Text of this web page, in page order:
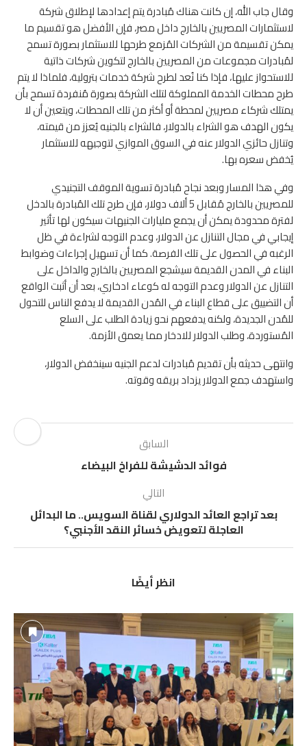
وقال جاب الله، إن كانت هناك مُبادرة يتم إعدادها لإطلاق شركة
لاستثمارات المصريين بالخارج داخل مصر، فإن الأفضل هو تقسيم ما
يمكن تقسيمة من الشركات المُزمع طرحها للاستثمار بصورة تسمح
لمُبادرات مجموعات من المصريين بالخارج لتكوين شركات ذاتية
للاستحواز عليها، فإذا كنا نُعد لطرح شركة خدمات بترولية، فلماذا لا يتم
طرح محطات الخدمة المملوكة لتلك الشركة بصورة مُنفردة تسمح بأن
يمتلك شركاء مصريين لمحطة أو أكثر من تلك المحطات، ويتعين أن لا
يكون الهدف هو الشراء بالدولار، فالشراء بالجنيه يُعزز من قيمته،
وتنازل حائزي الدولار عنه في السوق الموازي لتوجيهه للاستثمار
يُخفض سعره بها.
وفي هذا المسار وبعد نجاح مُبادرة تسوية الموقف التجنيدي
للمصريين بالخارج مُقابل 5 ألاف دولار، فإن طرح تلك المُبادرة بالدخل
لفترة محدودة يمكن أن يجمع مليارات الجنيهات سيكون لها تأثير
إيجابي في مجال التنازل عن الدولار، وعدم التوجه لشراءة في ظل
الرغبه في الحصول على تلك الفرصة. كما أن تسهيل إجراءات وضوابط
البناء في المدن القديمة سيشجع المصريين بالخارج والداخل على
التنازل عن الدولار وعدم التوجه له كوعاء ادخاري، بعد أن أثبت الواقع
أن التضييق على قطاع البناء في المُدن القديمة لا يدفع الناس للتحول
للمُدن الجديدة، ولكنه يدفعهم نحو زيادة الطلب على السلع
المُستوردة، وطلب الدولار للادخار مما يعمق الأزمة.
وانتهى حديثه بأن تقديم مُبادرات لدعم الجنيه سينخفض الدولار،
واستهدف جمع الدولار يزداد بريقه وقوته.
السابق
فوائد الدشيشة للفراخ البيضاء
التالي
بعد تراجع العائد الدولاري لقناة السويس.. ما البدائل
العاجلة لتعويض خسائر النقد الأجنبي؟
انظر أيضًا